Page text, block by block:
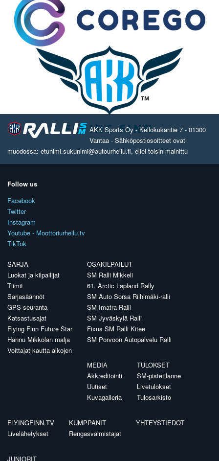
AKK Sports Oy - Kellokukantie 7 - 01300
Vantaa - Sähköpostiosoitteet ovat
muodossa: etunimi.sukunimi@autourheilu.fi, ellei toisin mainittu
Follow us
Facebook
Twitter
Instagram
Youtube - Moottoriurheilu.tv
TikTok
SARJA
Luokat ja kilpailijat
Tiimit
Sarjasäännöt
GPS-seuranta
Katsastusajat
Flying Finn Future Star
Hannu Mikkolan malja
Voittajat kautta aikojen
OSAKILPAILUT
SM Ralli Mikkeli
61. Arctic Lapland Rally
SM Auto Sorsa Riihimäki-ralli
SM Imatra Ralli
SM Jyväskylä Ralli
Fixus SM Ralli Kitee
SM Porvoon Autopalvelu Ralli
MEDIA
Akkreditointi
Uutiset
Kuvagalleria
TULOKSET
SM-pistetilanne
Livetulokset
Tulosarkisto
FLYINGFINN.TV
Livelähetykset
KUMPPANIT
Rengasvalmistajat
YHTEYSTIEDOT
JUNIORIT